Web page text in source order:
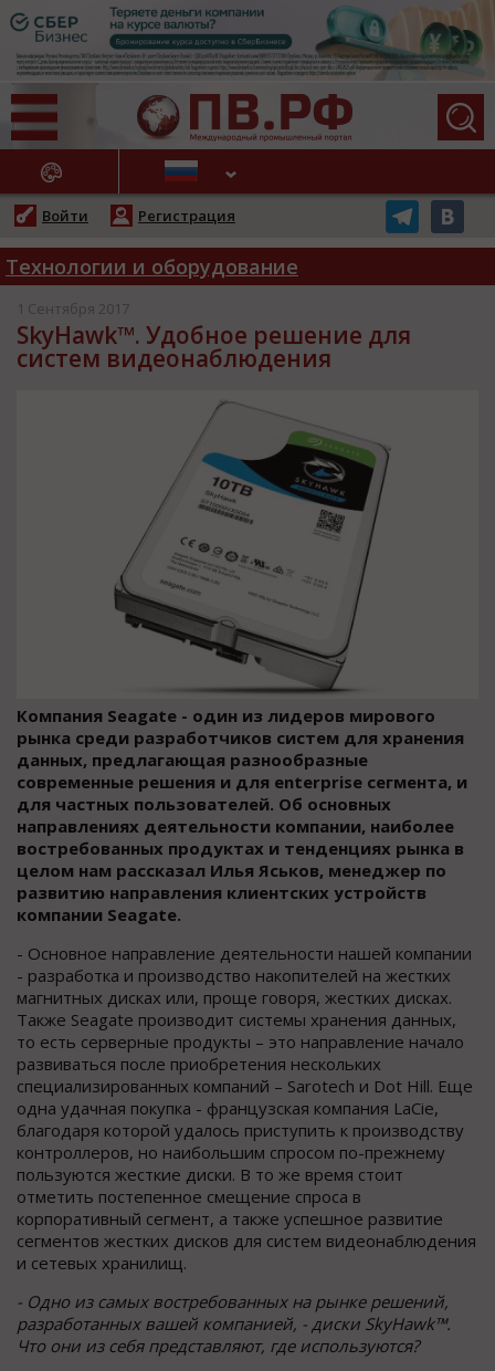
НОВОСТИ
Войти Регистрация
Технологии и оборудование
1 Сентября 2017
SkyHawk™. Удобное решение для
систем видеонаблюдения
Компания Seagate - один из лидеров мирового
рынка среди разработчиков систем для хранения
данных, предлагающая разнообразные
современные решения и для enterprise сегмента, и
для частных пользователей. Об основных
направлениях деятельности компании, наиболее
востребованных продуктах и тенденциях рынка в
целом нам рассказал Илья Яськов, менеджер по
развитию направления клиентских устройств
компании Seagate.
- Основное направление деятельности нашей компании
- рaзработка и прoизводство накопителей на жестких
магнитных дисках или, проще говоря, жестких дисках.
Также Seagate производит системы хранения данных,
то есть серверные продукты – это направление начало
развиваться после приобретения нескольких
специализированных компаний – Sarotech и Dot Hill. Еще
одна удачная покупка - французская компания LaCie,
благодаря которой удалось приступить к производству
контроллеров, но наибольшим спросом по-прежнему
пользуются жесткие диски. В то же время стоит
отметить постепенное смещение спроса в
корпоративный сегмент, а также успешное развитие
сегментов жестких дисков для систем видеонаблюдения
и сетевых хранилищ.
- Одно из самых востребованных на рынке решений,
разработанных вашей компанией, - диски SkyHawk™.
Что они из себя представляют, где используются?